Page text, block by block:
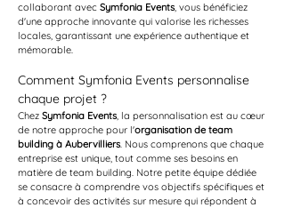
collaborant avec Symfonia Events, vous bénéficiez
d'une approche innovante qui valorise les richesses
locales, garantissant une expérience authentique et
mémorable.
Comment Symfonia Events personnalise
chaque projet ?
Chez Symfonia Events, la personnalisation est au cœur
de notre approche pour l'organisation de team
building à Aubervilliers. Nous comprenons que chaque
entreprise est unique, tout comme ses besoins en
matière de team building. Notre petite équipe dédiée
se consacre à comprendre vos objectifs spécifiques et
à concevoir des activités sur mesure qui répondent à